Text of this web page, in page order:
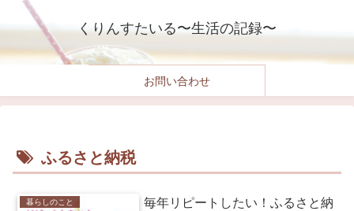
くりんすたいる〜生活の記録〜
お問い合わせ
ふるさと納税
暮らしのこと
毎年リピートしたい！ふるさと納